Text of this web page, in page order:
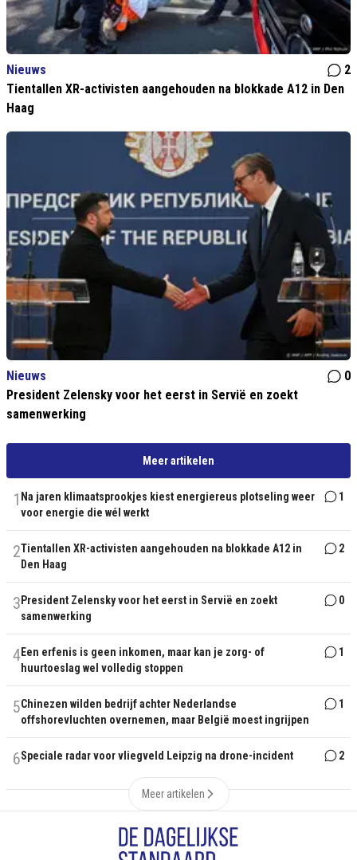
Nieuws
2
Tientallen XR-activisten aangehouden na blokkade A12 in Den
Haag
Nieuws
0
President Zelensky voor het eerst in Servië en zoekt
samenwerking
Meer artikelen
1 Na jaren klimaatsprookjes kiest energiereus plotseling weer
voor energie die wél werkt
1
2Tientallen XR-activisten aangehouden na blokkade A12 in
Den Haag
2
3 President Zelensky voor het eerst in Servië en zoekt
samenwerking
0
4Een erfenis is geen inkomen, maar kan je zorg- of
huurtoeslag wel volledig stoppen
1
5Chinezen wilden bedrijf achter Nederlandse
offshorevluchten overnemen, maar België moest ingrijpen
1
6Speciale radar voor vliegveld Leipzig na drone-incident 2
Meer artikelen